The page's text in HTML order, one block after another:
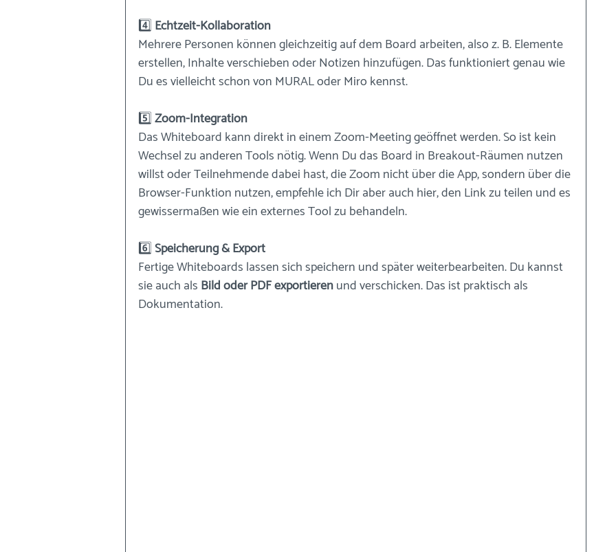
4️⃣ Echtzeit-Kollaboration
Mehrere Personen können gleichzeitig auf dem Board arbeiten, also z. B. Elemente
erstellen, Inhalte verschieben oder Notizen hinzufügen. Das funktioniert genau wie
Du es vielleicht schon von MURAL oder Miro kennst.
5️⃣ Zoom-Integration
Das Whiteboard kann direkt in einem Zoom-Meeting geöffnet werden. So ist kein
Wechsel zu anderen Tools nötig. Wenn Du das Board in Breakout-Räumen nutzen
willst oder Teilnehmende dabei hast, die Zoom nicht über die App, sondern über die
Browser-Funktion nutzen, empfehle ich Dir aber auch hier, den Link zu teilen und es
gewissermaßen wie ein externes Tool zu behandeln.
6️⃣ Speicherung & Export
Fertige Whiteboards lassen sich speichern und später weiterbearbeiten. Du kannst
sie auch als Bild oder PDF exportieren und verschicken. Das ist praktisch als
Dokumentation.